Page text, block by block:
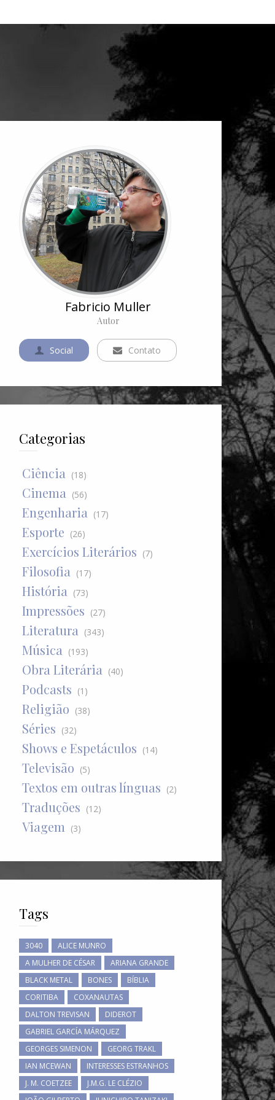
Fabricio Muller
Autor
Social Contato
Categorias
Ciência (18)
Cinema (56)
Engenharia (17)
Esporte (26)
Exercícios Literários (7)
Filosofia (17)
História (73)
Impressões (27)
Literatura (343)
Música (193)
Obra Literária (40)
Podcasts (1)
Religião (38)
Séries (32)
Shows e Espetáculos (14)
Televisão (5)
Textos em outras línguas (2)
Traduções (12)
Viagem (3)
Tags
3040
ALICE MUNRO
A MULHER DE CÉSAR
ARIANA GRANDE
BLACK METAL
BONES
BÍBLIA
CORITIBA
COXANAUTAS
DALTON TREVISAN
DIDEROT
GABRIEL GARCÍA MÁRQUEZ
GEORGES SIMENON
GEORG TRAKL
IAN MCEWAN
INTERESSES ESTRANHOS
J. M. COETZEE
J.M.G. LE CLÉZIO